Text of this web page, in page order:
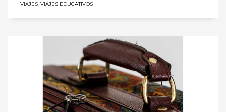
VIAJES, VIAJES EDUCATIVOS